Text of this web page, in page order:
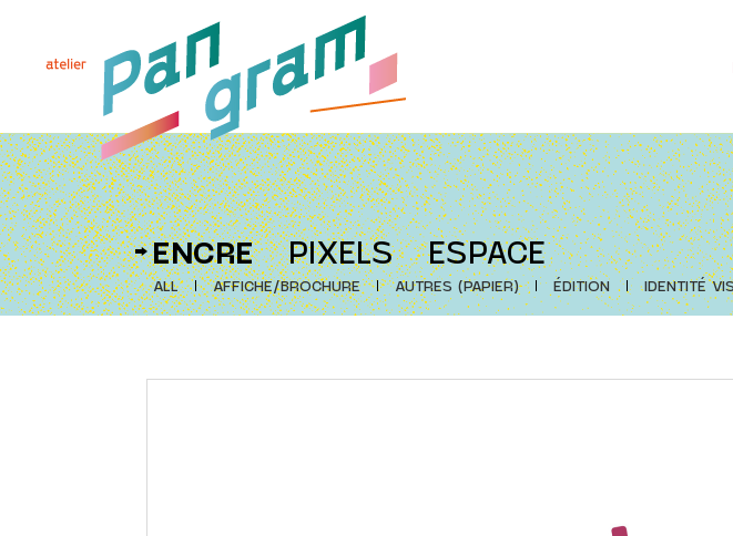
ENCRE PIXELS ESPACE
ALL AFFICHE/BROCHURE AUTRES (PAPIER) ÉDITION IDENTITÉ